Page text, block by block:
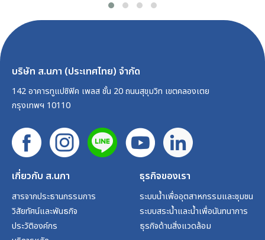
บริษัท ส.นภา (ประเทศไทย) จำกัด
142 อาคารทูแปซิฟิค เพลส ชั้น 20 ถนนสุขุมวิท เขตคลองเตย
กรุงเทพฯ 10110
เกี่ยวกับ ส.นภา
สารจากประธานกรรมการ
วิสัยทัศน์และพันธกิจ
ประวัติองค์กร
ธุรกิจของเรา
ระบบน้ำเพื่ออุตสาหกรรมและชุมชน
ระบบสระน้ำและน้ำเพื่อนันทนาการ
ธุรกิจด้านสิ่งแวดล้อม